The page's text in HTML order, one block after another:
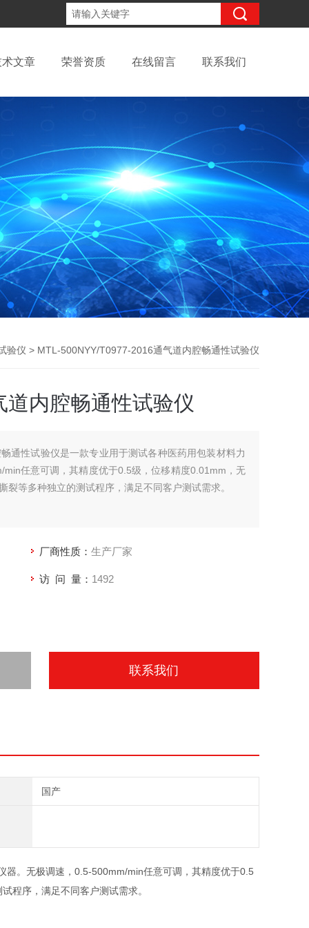
术文章 荣誉资质 在线留言 联系我们
验仪 > MTL-500NYY/T0977-2016通气道内腔畅通性试验仪
内腔畅通性试验仪
通性试验仪是一款专业用于测试各种医药用包装材料力
任意可调，其精度优于0.5级，位移精度0.01mm，无
裂等多种独立的测试程序，满足不同客户测试需求。
厂商性质：生产厂家
访 问 量： 1492
联系我们
国产
。无极调速，0.5-500mm/min任意可调，其精度优于0.5
程序，满足不同客户测试需求。